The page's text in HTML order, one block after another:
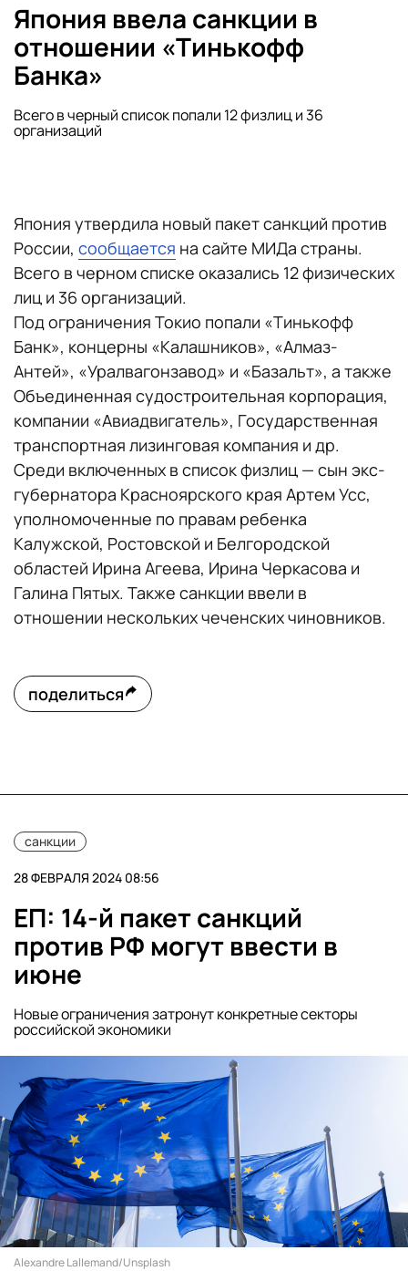
Япония ввела санкции в
отношении «Тинькофф
Банка»
Всего в черный список попали 12 физлиц и 36
организаций
Япония утвердила новый пакет санкций против
России, сообщается на сайте МИДа страны.
Всего в черном списке оказались 12 физических
лиц и 36 организаций.
Под ограничения Токио попали «Тинькофф
Банк», концерны «Калашников», «Алмаз-
Антей», «Уралвагонзавод» и «Базальт», а также
Объединенная судостроительная корпорация,
компании «Авиадвигатель», Государственная
транспортная лизинговая компания и др.
Среди включенных в список физлиц — сын экс-
губернатора Красноярского края Артем Усс,
уполномоченные по правам ребенка
Калужской, Ростовской и Белгородской
областей Ирина Агеева, Ирина Черкасова и
Галина Пятых. Также санкции ввели в
отношении нескольких чеченских чиновников.
поделиться
санкции
28 ФЕВРАЛЯ 2024 08:56
ЕП: 14-й пакет санкций
против РФ могут ввести в
июне
Новые ограничения затронут конкретные секторы
российской экономики
Alexandre Lallemand/Unsplash